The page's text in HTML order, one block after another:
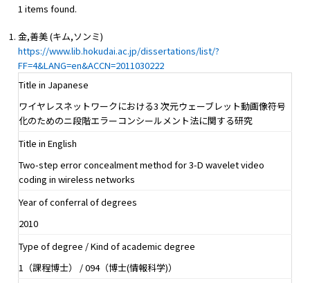
1 items found.
金,善美 (キム,ソンミ)
https://www.lib.hokudai.ac.jp/dissertations/list/?
FF=4&LANG=en&ACCN=2011030222
Title in Japanese
ワイヤレスネットワークにおける3 次元ウェーブレット動画像符号
化のためのニ段階エラーコンシールメント法に関する研究
Title in English
Two-step error concealment method for 3-D wavelet video
coding in wireless networks
Year of conferral of degrees
2010
Type of degree / Kind of academic degree
1（課程博士） / 094（博士(情報科学)）